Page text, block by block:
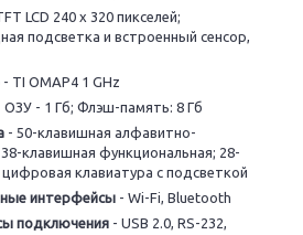
LCD 240 x 320 пикселей;
подсветка и встроенный сенсор,
- TI OMAP4 1 GHz
ОЗУ - 1 Гб; Флэш-память: 8 Гб
- 50-клавишная алфавитно-
клавишная функциональная; 28-
клавиатура с подсветкой
интерфейсы - Wi-Fi, Bluetooth
подключения - USB 2.0, RS-232,